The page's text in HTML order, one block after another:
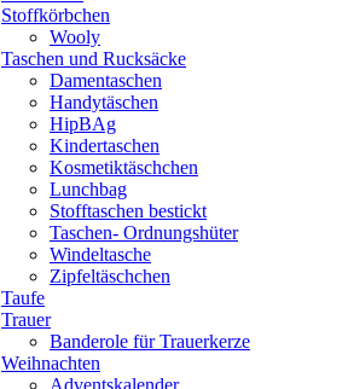
Stoffkörbchen
Wooly
Taschen und Rucksäcke
Damentaschen
Handytäschen
HipBAg
Kindertaschen
Kosmetiktäschchen
Lunchbag
Stofftaschen bestickt
Taschen- Ordnungshüter
Windeltasche
Zipfeltäschchen
Taufe
Trauer
Banderole für Trauerkerze
Weihnachten